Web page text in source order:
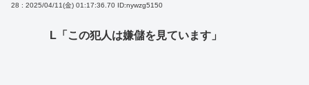
28 : 2025/04/11(金) 01:17:36.70 ID:nywzg5150
L「この犯人は嫌儲を見ています」